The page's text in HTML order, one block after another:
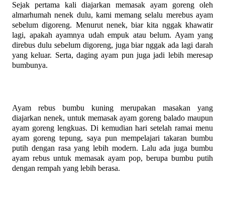
Sejak pertama kali diajarkan memasak ayam goreng oleh
almarhumah nenek dulu, kami memang selalu merebus ayam
sebelum digoreng. Menurut nenek, biar kita nggak khawatir
lagi, apakah ayamnya udah empuk atau belum. Ayam yang
direbus dulu sebelum digoreng, juga biar nggak ada lagi darah
yang keluar. Serta, daging ayam pun juga jadi lebih meresap
bumbunya.
Ayam rebus bumbu kuning merupakan masakan yang
diajarkan nenek, untuk memasak ayam goreng balado maupun
ayam goreng lengkuas. Di kemudian hari setelah ramai menu
ayam goreng tepung, saya pun mempelajari takaran bumbu
putih dengan rasa yang lebih modern. Lalu ada juga bumbu
ayam rebus untuk memasak ayam pop, berupa bumbu putih
dengan rempah yang lebih berasa.